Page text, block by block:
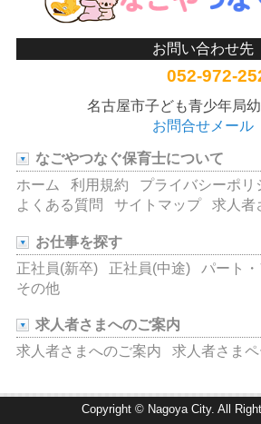
お問い合わせ先
052-972-
名古屋市子ども青少年局
お問合せメール
なごやつなぐ保育士について
ホーム
利用規約 プライバシーポリ
よくある質問
サイトマップ 求人者
お仕事を探す
正社員(新卒)
正社員(中途)
パート
その他
求人者さまへのご案内
求人者さまへのご案内
求人者さま
Copyright © Nagoya City. All